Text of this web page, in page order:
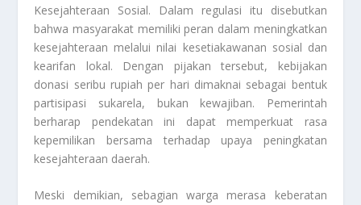
Kesejahteraan Sosial. Dalam regulasi itu disebutkan
bahwa masyarakat memiliki peran dalam meningkatkan
kesejahteraan melalui nilai kesetiakawanan sosial dan
kearifan lokal. Dengan pijakan tersebut, kebijakan
donasi seribu rupiah per hari dimaknai sebagai bentuk
partisipasi sukarela, bukan kewajiban. Pemerintah
berharap pendekatan ini dapat memperkuat rasa
kepemilikan bersama terhadap upaya peningkatan
kesejahteraan daerah.
Meski demikian, sebagian warga merasa keberatan